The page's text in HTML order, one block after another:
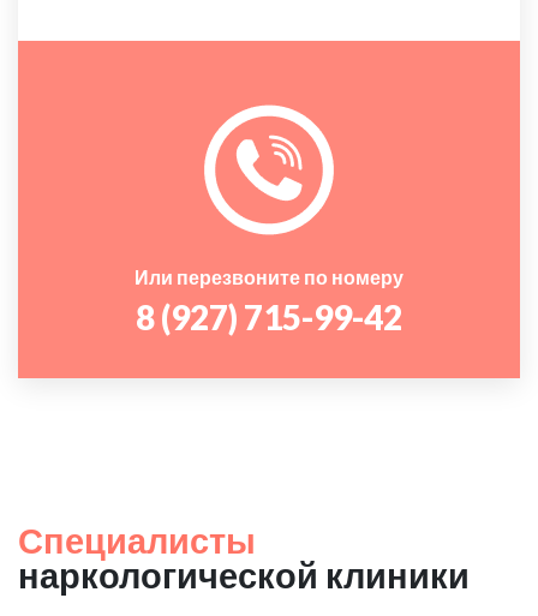
Или перезвоните по номеру
8 (927) 715-99-42
Специалисты
наркологической клиники